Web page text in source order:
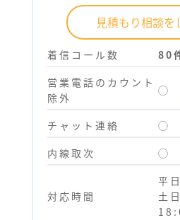
見積もり相談を
着信コール数 80
営業電話のカウント
除外
◯
チャット連絡
◯
内線取次
◯
対応時間
平
土